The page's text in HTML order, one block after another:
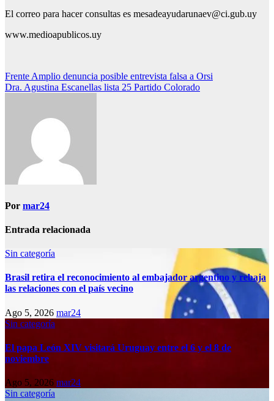
El correo para hacer consultas es mesadeayudarunaev@ci.gub.uy
www.medioapublicos.uy
Navegación
de
Frente Amplio denuncia posible entrevista falsa a Orsi
Dra. Agustina Escanellas lista 25 Partido Colorado
Por mar24
Entrada relacionada
Sin categoría
Brasil retira el reconocimiento al embajador argentino y rebaja
las relaciones con el país vecino
Ago 5, 2026 mar24
Sin categoría
El papa León XIV visitará Uruguay entre el 6 y el 8 de
noviembre
Ago 5, 2026 mar24
Sin categoría